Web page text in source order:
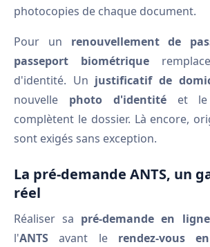
photocopies de chaque document.
Pour un renouvellement de
passeport biométrique
d'identité. Un justificatif de
nouvelle photo d'identitéet
complètent le dossier. Là encore,
sont exigés sans exception.
La pré-demande ANTS, un
réel
Réaliser sa pré-demande en ligne
l'ANTS avant le rendez-vous